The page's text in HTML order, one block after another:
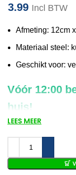
3.99 Incl BTW
Afmeting: 12cm
Materiaal steel:
Geschikt voor:
Vóór 12:00
huis!
LEES MEER